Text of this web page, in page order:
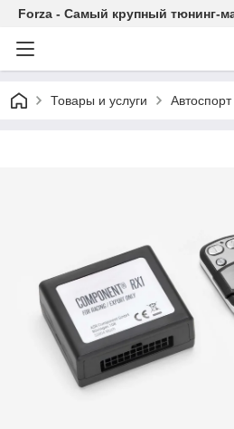
Forza - Самый крупный тюнинг-
Товары и услуги Автоспорт